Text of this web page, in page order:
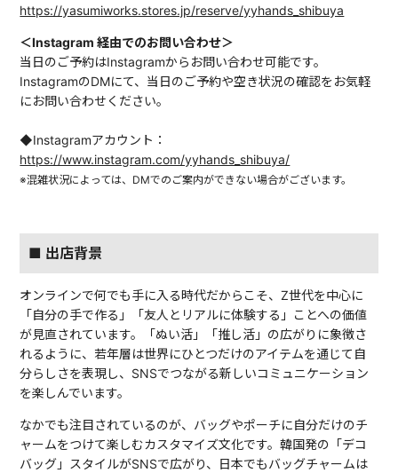
https://yasumiworks.stores.jp/reserve/yyhands_shibuya
＜Instagram 経由でのお問い合わせ＞
当日のご予約はInstagramからお問い合わせ可能です。
InstagramのDMにて、当日のご予約や空き状況の確認をお気軽
にお問い合わせください。
◆Instagramアカウント：
https://www.instagram.com/yyhands_shibuya/
※混雑状況によっては、DMでのご案内ができない場合がございます。
■ 出店背景
オンラインで何でも手に入る時代だからこそ、Z世代を中心に
「自分の手で作る」「友人とリアルに体験する」ことへの価値
が見直されています。「ぬい活」「推し活」の広がりに象徴さ
れるように、若年層は世界にひとつだけのアイテムを通じて自
分らしさを表現し、SNSでつながる新しいコミュニケーション
を楽しんでいます。
なかでも注目されているのが、バッグやポーチに自分だけのチ
ャームをつけて楽しむカスタマイズ文化です。韓国発の「デコ
バッグ」スタイルがSNSで広がり、日本でもバッグチャームは